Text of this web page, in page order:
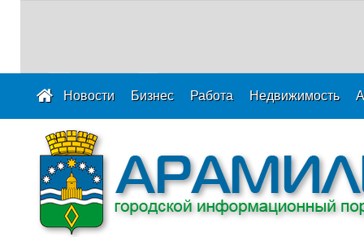
Новости Бизнес Работа Недвижимость